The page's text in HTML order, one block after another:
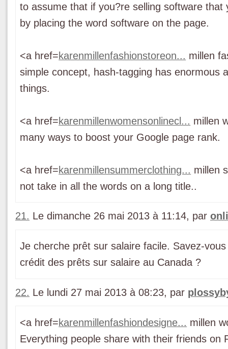
to assume that if you?re selling software
by placing the word software on the page.
<a href=karenmillenfashionstoreon... millen
simple concept, hash-tagging has enormous
things.
<a href=karenmillenwomensonlinecl... millen
many ways to boost your Google page rank.
<a href=karenmillensummerclothing... millen
not take in all the words on a long title..
21. Le dimanche 26 mai 2013 à 11:14, par
Je cherche prêt sur salaire facile. Savez-
crédit des prêts sur salaire au Canada ?
22. Le lundi 27 mai 2013 à 08:23, par
<a href=karenmillenfashiondesigne... millen
Everything people share with their friends on